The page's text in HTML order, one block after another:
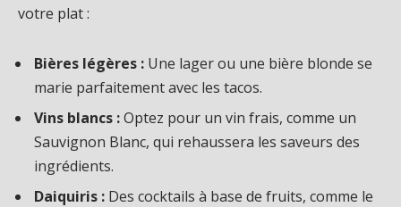
votre plat :
Bières légères : Une lager ou une bière blonde se
marie parfaitement avec les tacos.
Vins blancs :Optez pour un vin frais, comme un
Sauvignon Blanc, qui rehaussera les saveurs des
ingrédients.
Daiquiris : Des cocktails à base de fruits, comme le